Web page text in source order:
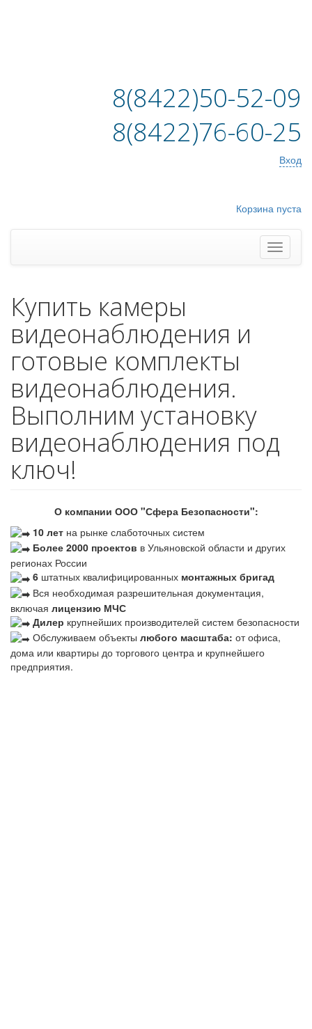
8(8422)50-52-09
8(8422)76-60-25
Вход
Корзина пуста
Купить камеры
видеонаблюдения и
готовые комплекты
видеонаблюдения.
Выполним установку
видеонаблюдения под
ключ!
О компании ООО "Сфера Безопасности":
10 лет на рынке слаботочных систем
Более 2000 проектов в Ульяновской области и других
регионах России
6 штатных квалифицированных монтажных бригад
Вся необходимая разрешительная документация,
включая лицензию МЧС
Дилер крупнейших производителей систем безопасности
Обслуживаем объекты любого масштаба: от офиса,
дома или квартиры до торгового центра и крупнейшего
предприятия.